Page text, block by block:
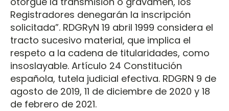
Registradores denegarán la inscripción
solicitada”. RDGRyN 19 abril 1999 considera el
tracto sucesivo material, que implica el
respeto a la cadena de titularidades, como
insoslayable. Artículo 24 Constitución
española, tutela judicial efectiva. RDGRN 9 de
agosto de 2019, 11 de diciembre de 2020 y 18
de febrero de 2021.